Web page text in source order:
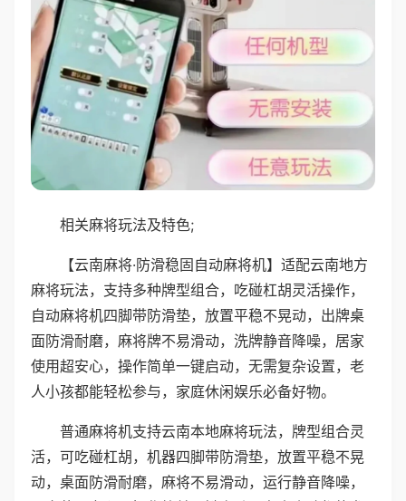
相关麻将玩法及特色;
【云南麻将·防滑稳固自动麻将机】适配云南地方
麻将玩法，支持多种牌型组合，吃碰杠胡灵活操作，
自动麻将机四脚带防滑垫，放置平稳不晃动，出牌桌
面防滑耐磨，麻将牌不易滑动，洗牌静音降噪，居家
使用超安心，操作简单一键启动，无需复杂设置，老
人小孩都能轻松参与，家庭休闲娱乐必备好物。
普通麻将机支持云南本地麻将玩法，牌型组合灵
活，可吃碰杠胡，机器四脚带防滑垫，放置平稳不晃
动，桌面防滑耐磨，麻将不易滑动，运行静音降噪，